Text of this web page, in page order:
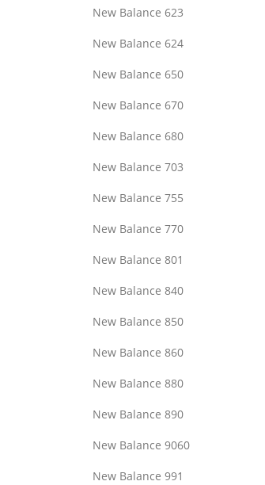
New Balance 623
New Balance 624
New Balance 650
New Balance 670
New Balance 680
New Balance 703
New Balance 755
New Balance 770
New Balance 801
New Balance 840
New Balance 850
New Balance 860
New Balance 880
New Balance 890
New Balance 9060
New Balance 991